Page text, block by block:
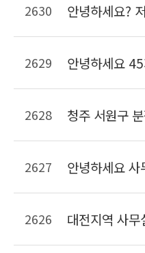
2630
2629
2628
2627
2626